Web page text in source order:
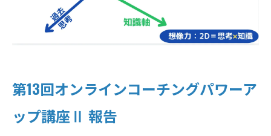
第13回オンラインコーチングパワーア
ップ講座Ⅱ 報告